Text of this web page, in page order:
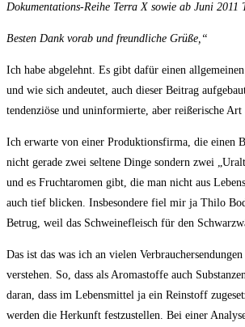
Dokumentations-Reihe Terra X sowie ab Juni 2011
Besten Dank vorab und freundliche Grüße,“
Ich habe abgelehnt. Es gibt dafür einen
und wie sich andeutet, auch dieser Beitrag
tendenziöse und uninformierte, aber reißerische
Ich erwarte von einer Produktionsfirma, die einen
nicht gerade zwei seltene Dinge sondern zwei
und es Fruchtaromen gibt, die man nicht aus
auch tief blicken. Insbesondere fiel mir ja Thilo
Betrug, weil das Schweinefleisch für den
Das ist das was ich an vielen
verstehen. So, dass als Aromastoffe auch
daran, dass im Lebensmittel ja ein Reinstoff
werden die Herkunft festzustellen. Bei einer